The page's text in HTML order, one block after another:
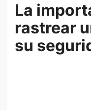
La
rastrear
su